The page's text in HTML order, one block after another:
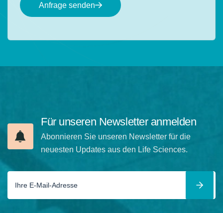
Anfrage senden
Für unseren Newsletter anmelden
Abonnieren Sie unseren Newsletter für die
neuesten Updates aus den Life Sciences.